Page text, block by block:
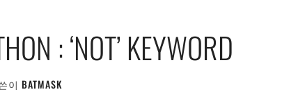
: ‘NOT’ KEYWORD
이 BATMASK